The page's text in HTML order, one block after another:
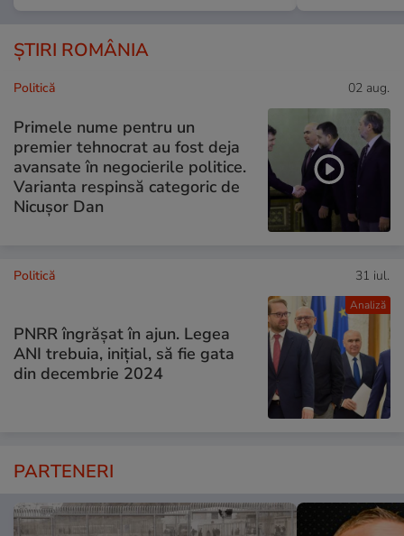
ȘTIRI ROMÂNIA
Politică 02 aug.
Primele nume pentru un
premier tehnocrat au fost deja
avansate în negocierile politice.
Varianta respinsă categoric de
Nicușor Dan
Analiză
Politică 31 iul.
PNRR îngrășat în ajun. Legea
ANI trebuia, inițial, să fie gata
din decembrie 2024
PARTENERI